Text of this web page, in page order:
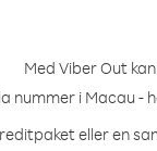
Med Viber Out
nummer i Macau -
eller en